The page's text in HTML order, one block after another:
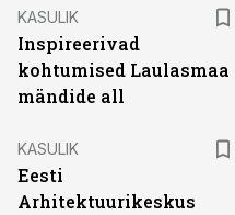
KASULIK
Inspireerivad
kohtumised Laulasmaa
mändide all
KASULIK
Eesti
Arhitektuurikeskus